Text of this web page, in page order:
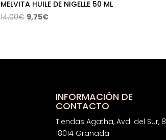
MELVITA HUILE DE NIGELLE 50 ML
14,00€ El
9,75€El
INFORMACIÓN DE
CONTACTO
Tiendas Agatha, Avd. del Sur, 8
18014 Granada